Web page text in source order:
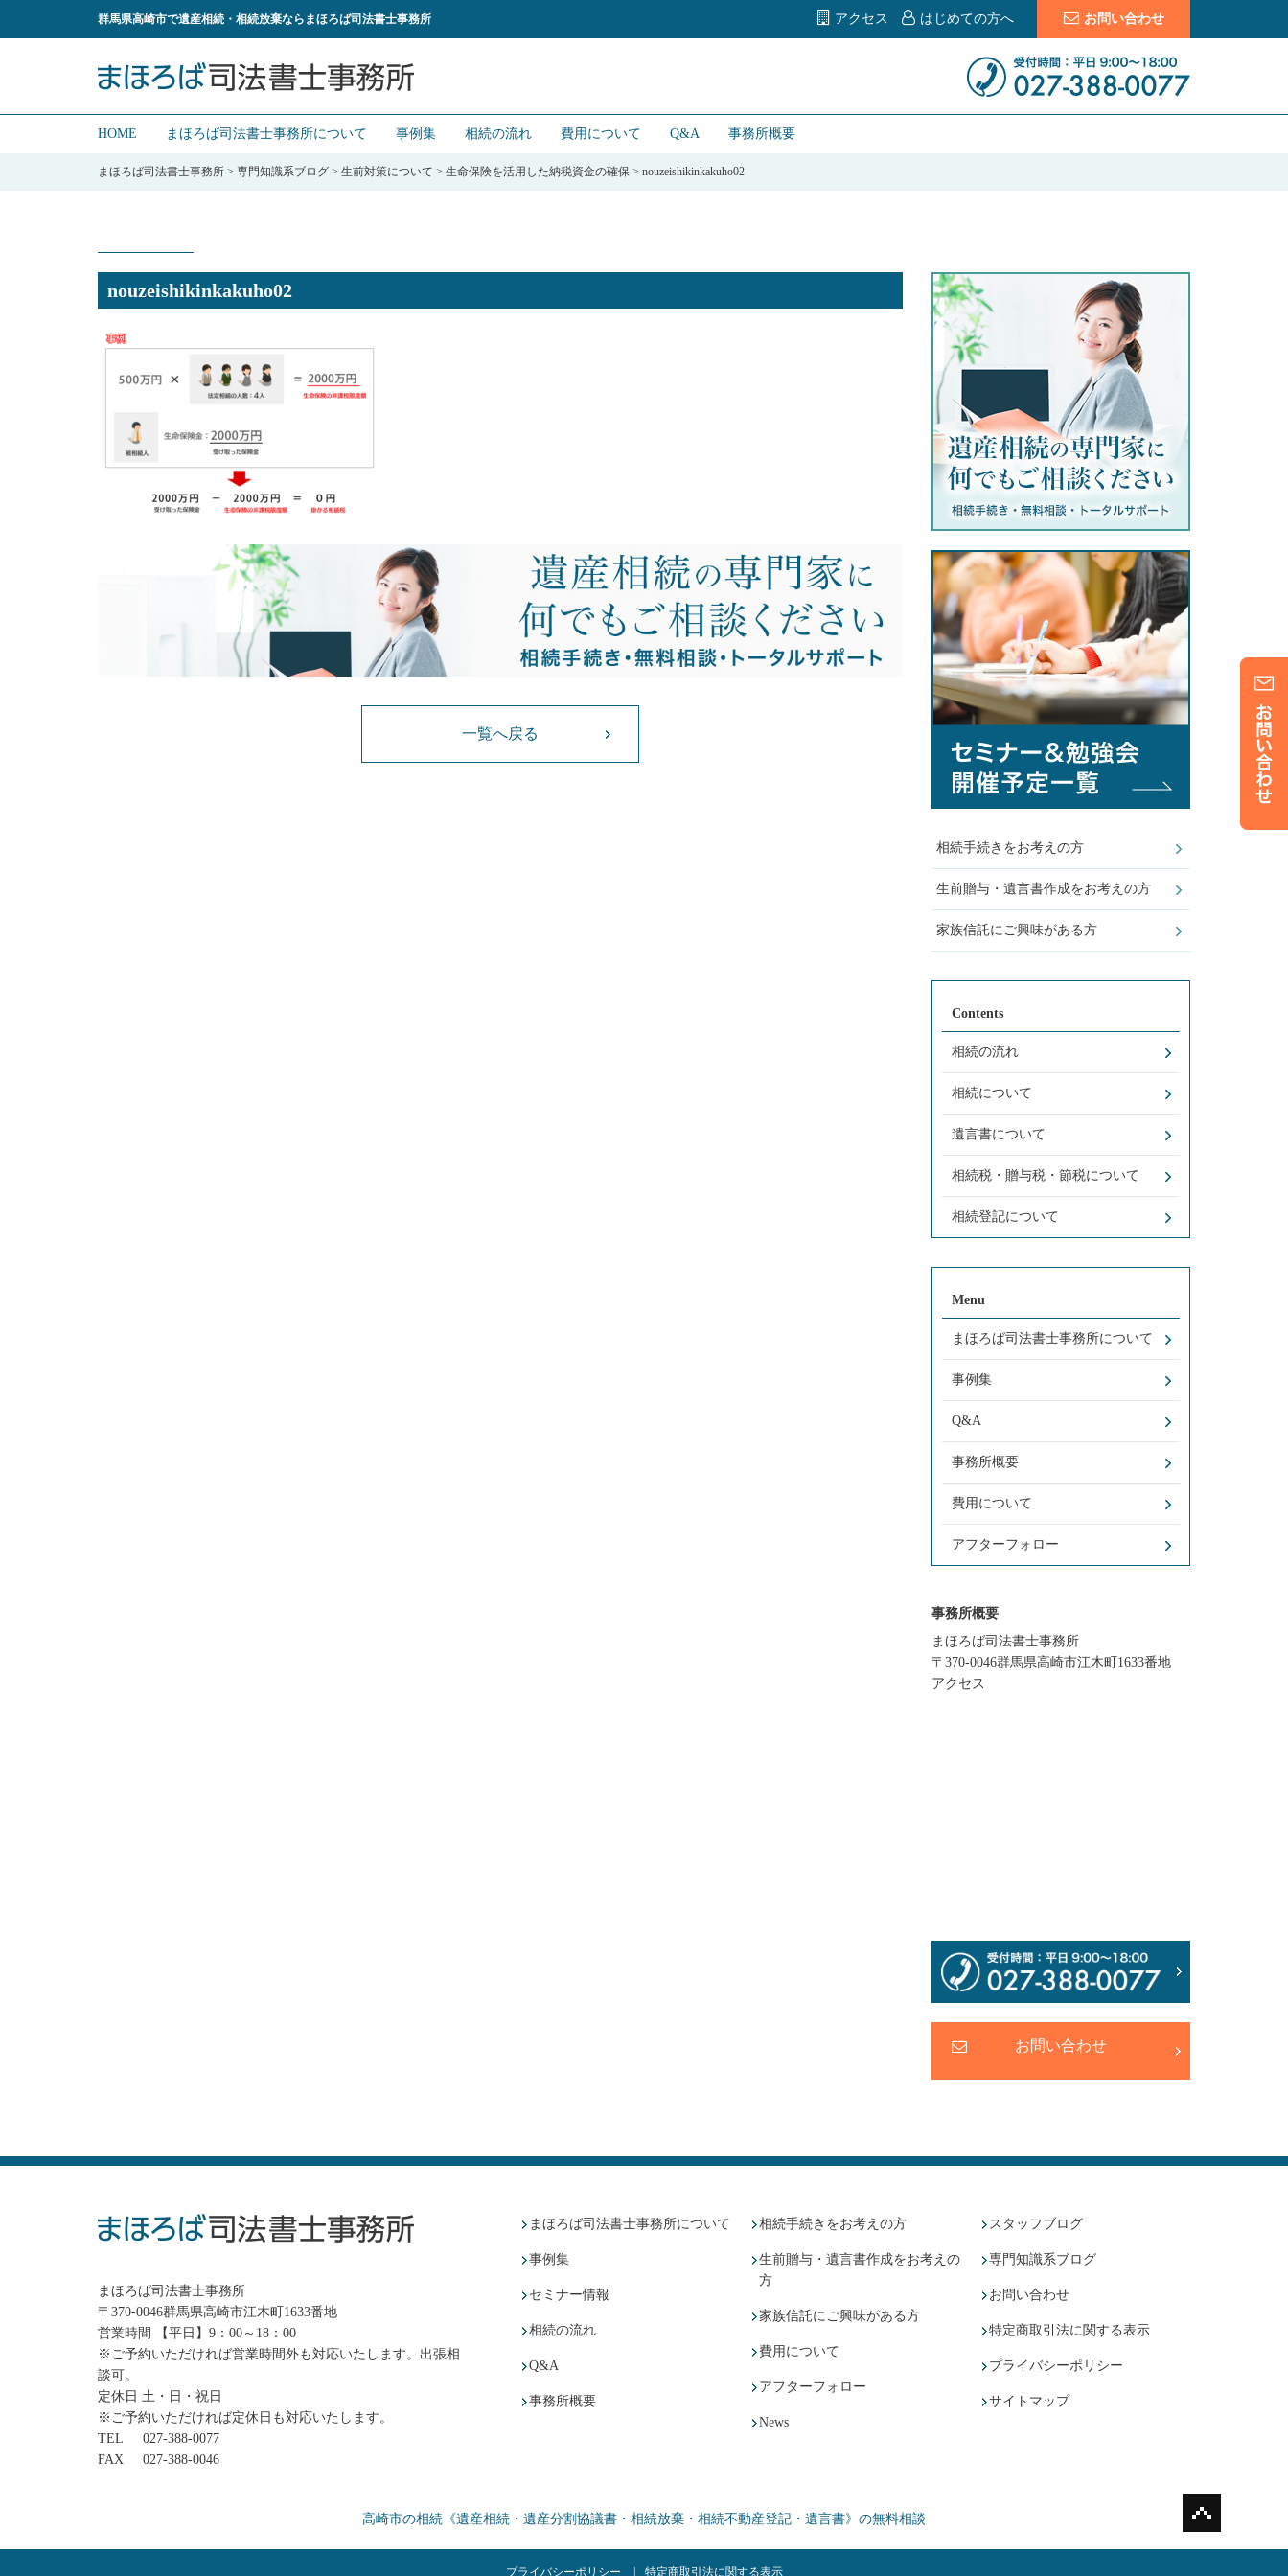
群馬県高崎市で遺産相続・相続放棄ならまほろば司法書士事務所 アクセス はじめての方へ お問い合わせ
HOME まほろば司法書士事務所について 事例集 相続の流れ 費用について Q&A 事務所概要
まほろば司法書士事務所 > 専門知識系ブログ > 生前対策について > 生命保険を活用した納税資金の確保 > nouzeishikinkakuho02
nouzeishikinkakuho02
一覧へ戻る
相続手続きをお考えの方
生前贈与・遺言書作成をお考えの方
家族信託にご興味がある方
Contents
相続の流れ
相続について
遺言書について
相続税・贈与税・節税について
相続登記について
Menu
まほろば司法書士事務所について
事例集
Q&A
事務所概要
費用について
アフターフォロー
事務所概要
まほろば司法書士事務所
〒370-0046群馬県高崎市江木町1633番地
アクセス
お問い合わせ
まほろば司法書士事務所
〒370-0046群馬県高崎市江木町1633番地
営業時間 【平日】9：00～18：00
※ご予約いただければ営業時間外も対応いたします。出張相
談可。
定休日 土・日・祝日
※ご予約いただければ定休日も対応いたします。
TEL
027-388-0077
FAX
027-388-0046
まほろば司法書士事務所について
事例集
セミナー情報
相続の流れ
Q&A
事務所概要
相続手続きをお考えの方
生前贈与・遺言書作成をお考えの
方
家族信託にご興味がある方
費用について
アフターフォロー
News
スタッフブログ
専門知識系ブログ
お問い合わせ
特定商取引法に関する表示
プライバシーポリシー
サイトマップ
高崎市の相続《遺産相続・遺産分割協議書・相続放棄・相続不動産登記・遺言書》の無料相談
プライバシーポリシー 特定商取引法に関する表示